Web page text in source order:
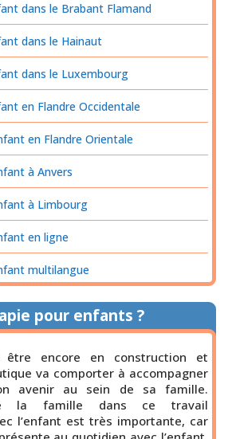
dans le Brabant Flamand
dans le Hainaut
dans le Luxembourg
en Flandre Occidentale
en Flandre Orientale
à Anvers
à Limbourg
en ligne
multilangue
pour enfants ?
être encore en construction et
va comporter à accompagner
avenir au sein de sa famille.
la famille dans ce travail
l’enfant est très importante, car